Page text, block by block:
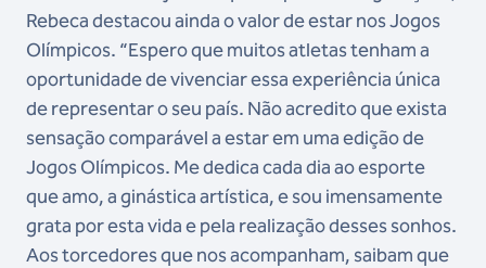
Rebeca destacou ainda o valor de estar nos Jogos
Olímpicos. “Espero que muitos atletas tenham a
oportunidade de vivenciar essa experiência única
de representar o seu país. Não acredito que exista
sensação comparável a estar em uma edição de
Jogos Olímpicos. Me dedica cada dia ao esporte
que amo, a ginástica artística, e sou imensamente
grata por esta vida e pela realização desses sonhos.
Aos torcedores que nos acompanham, saibam que